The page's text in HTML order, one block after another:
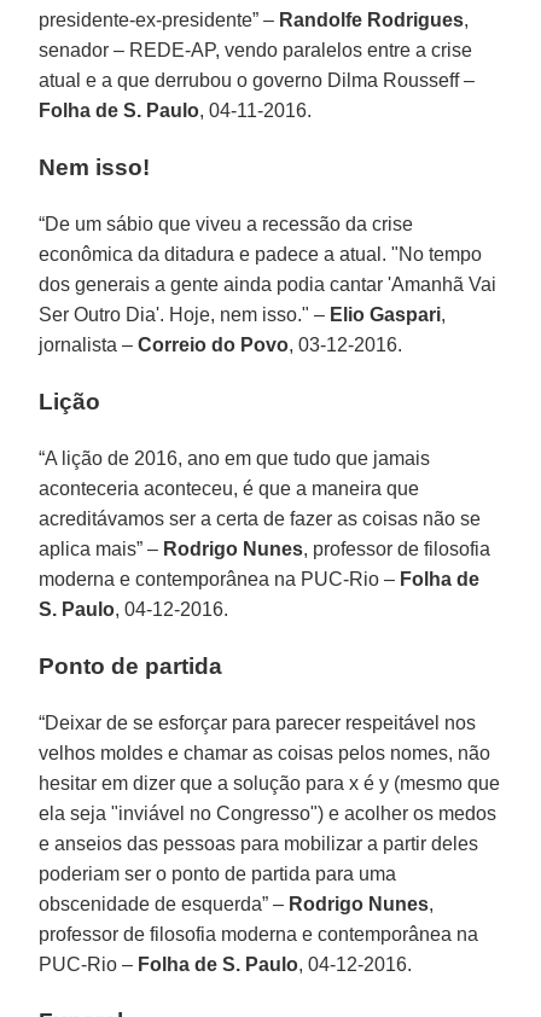
presidente-ex-presidente” – Randolfe Rodrigues,
senador – REDE-AP, vendo paralelos entre a crise
atual e a que derrubou o governo Dilma Rousseff –
Folha de S. Paulo, 04-11-2016.
Nem isso!
“De um sábio que viveu a recessão da crise
econômica da ditadura e padece a atual. "No tempo
dos generais a gente ainda podia cantar 'Amanhã Vai
Ser Outro Dia'. Hoje, nem isso." – Elio Gaspari,
jornalista –Correio do Povo, 03-12-2016.
Lição
“A lição de 2016, ano em que tudo que jamais
aconteceria aconteceu, é que a maneira que
acreditávamos ser a certa de fazer as coisas não se
aplica mais” – Rodrigo Nunes, professor de filosofia
moderna e contemporânea na PUC-Rio – Folha de
S. Paulo, 04-12-2016.
Ponto de partida
“Deixar de se esforçar para parecer respeitável nos
velhos moldes e chamar as coisas pelos nomes, não
hesitar em dizer que a solução para x é y (mesmo que
ela seja "inviável no Congresso") e acolher os medos
e anseios das pessoas para mobilizar a partir deles
poderiam ser o ponto de partida para uma
obscenidade de esquerda” – Rodrigo Nunes,
professor de filosofia moderna e contemporânea na
PUC-Rio – Folha de S. Paulo, 04-12-2016.